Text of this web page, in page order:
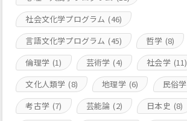
社会文化学プログラム (46)
言語文化学プログラム (45) 哲学 (8)
倫理学 (1) 芸術学 (4) 社会学 (11)
文化人類学 (8) 地理学 (6) 民俗学
考古学 (7) 芸能論 (2) 日本史 (8)